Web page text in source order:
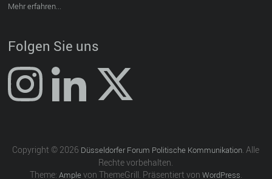
Mehr erfahren...
Folgen Sie uns
Copyright © 2026 Düsseldorfer Forum Politische Kommunikation. Alle
Rechte vorbehalten.
Theme: Amplevon ThemeGrill. Präsentiert von WordPress.